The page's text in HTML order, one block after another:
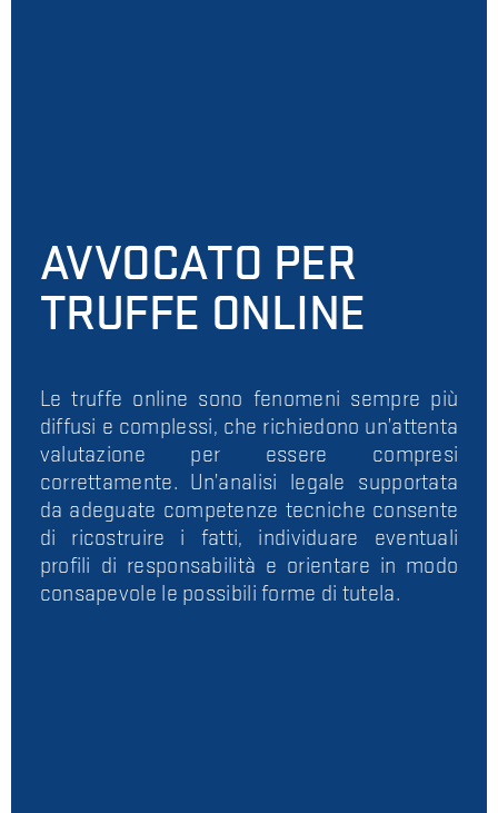
AVVOCATO PER
TRUFFE ONLINE
Le truffe online sono fenomeni sempre più
diffusi e complessi, che richiedono un’attenta
valutazione per essere compresi
correttamente. Un’analisi legale supportata
da adeguate competenze tecniche consente
di ricostruire i fatti, individuare eventuali
profili di responsabilità e orientare in modo
consapevole le possibili forme di tutela.